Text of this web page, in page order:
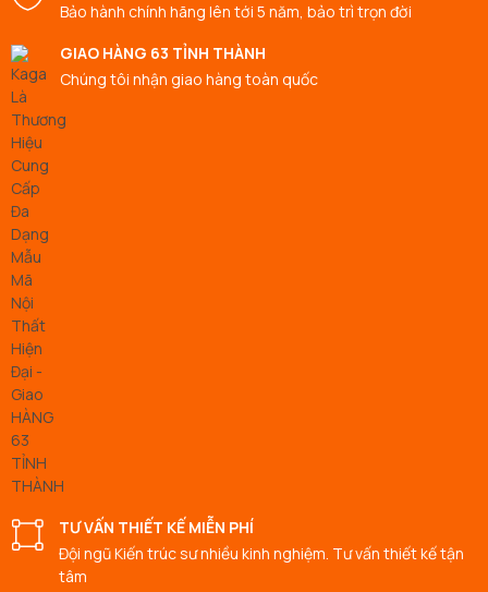
Bảo hành chính hãng lên tới 5 năm, bảo trì trọn đời
GIAO HÀNG 63 TỈNH THÀNH
Chúng tôi nhận giao hàng toàn quốc
TƯ VẤN THIẾT KẾ MIỄN PHÍ
Đội ngũ Kiến trúc sư nhiều kinh nghiệm. Tư vấn thiết kế tận
tâm